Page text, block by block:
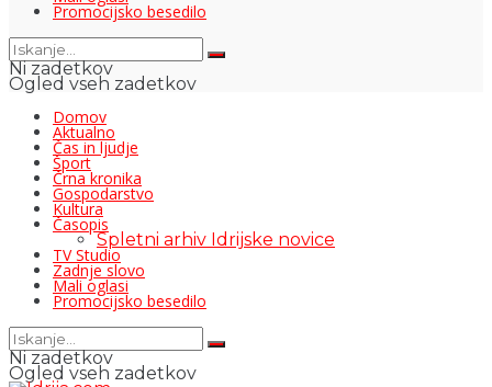
Promocijsko besedilo
Ni zadetkov
Ogled vseh zadetkov
Domov
Aktualno
Čas in ljudje
Šport
Črna kronika
Gospodarstvo
Kultura
Časopis
Spletni arhiv Idrijske novice
TV Studio
Zadnje slovo
Mali oglasi
Promocijsko besedilo
Ni zadetkov
Ogled vseh zadetkov